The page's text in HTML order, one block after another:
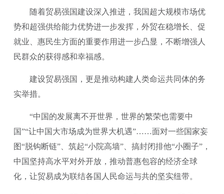
随着贸易强国建设深入推进，我国超大规模市场优
势和超强供给能力优势进一步发挥，外贸在稳增长、促
就业、惠民生方面的重要作用进一步凸显，不断增强人
民群众的获得感和幸福感。
建设贸易强国，更是推动构建人类命运共同体的务
实举措。
“中国的发展离不开世界，世界的繁荣也需要中
国”“让中国大市场成为世界大机遇”……面对一些国家妄
图“脱钩断链”、筑起“小院高墙”、搞封闭排他“小圈子”，
中国坚持高水平对外开放，推动普惠包容的经济全球
化，让贸易成为联结各国人民命运与共的坚实纽带。